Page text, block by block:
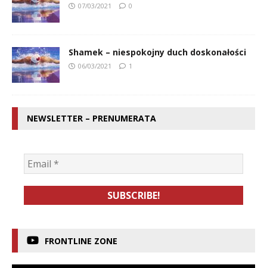
07/03/2021 0
Shamek – niespokojny duch doskonałości
06/03/2021 1
NEWSLETTER – PRENUMERATA
FRONTLINE ZONE